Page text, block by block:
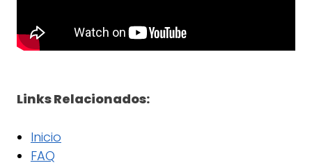
Links Relacionados:
Inicio
FAQ